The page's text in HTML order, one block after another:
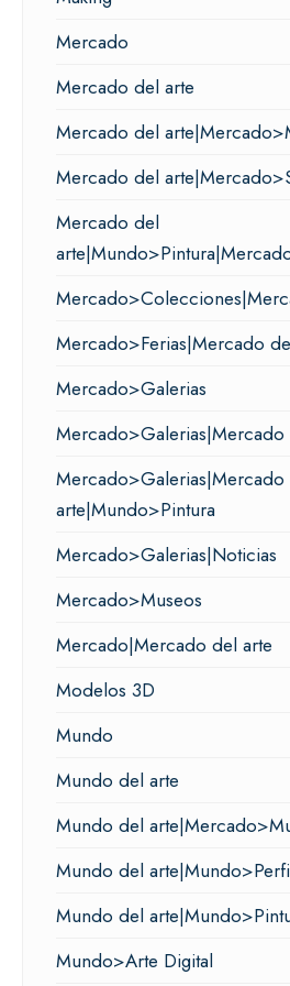
Mercado
Mercado del arte
Mercado del
Mercado del
Mercado del
Mercado>Ferias|Mercado
Mercado>Galerias
Mercado>Galerias|Mercado
Mercado>Galerias|Mercado
arte|Mundo>Pintura
Mercado>Galerias|Noticias
Mercado>Museos
Mercado|Mercado del arte
Modelos 3D
Mundo
Mundo del arte
Mundo del
Mundo del
Mundo del
Mundo>Arte Digital